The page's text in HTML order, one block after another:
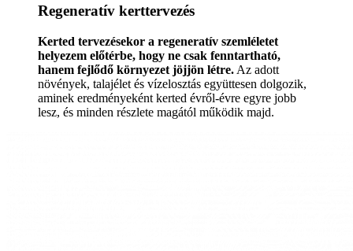
Regeneratív kerttervezés
Kerted tervezésekor a regeneratív szemléletet
helyezem előtérbe, hogy ne csak fenntartható,
hanem fejlődő környezet jöjjön létre. Az adott
növények, talajélet és vízelosztás együttesen dolgozik,
aminek eredményeként kerted évről-évre egyre jobb
lesz, és minden részlete magától működik majd.